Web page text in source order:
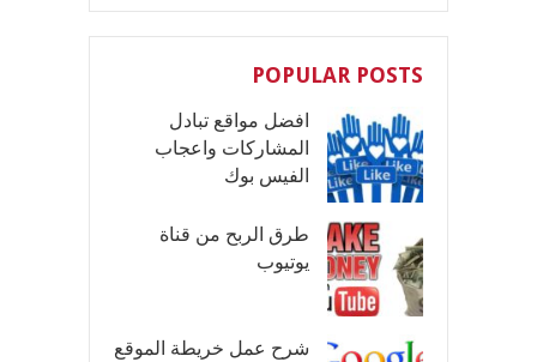
POPULAR POSTS
افضل مواقع تبادل
المشاركات واعجاب
الفيس بوك
طرق الربح من قناة
يوتيوب
شرح عمل خريطة الموقع